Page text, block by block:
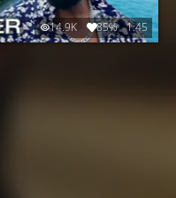
14.9K 85% 1:45